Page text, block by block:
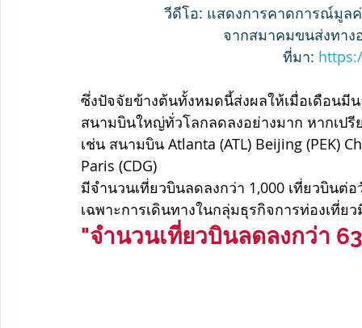
วีดีโอ: แสดงการคาดการณ์มูล
จากสมาคมขนส่งทาง
ที่มา:
ซึ่งปัจจัยข้างต้นทั้งหมดนี้ส่งผลให้เมื่อเดือนมี
สนามบินใหญ่ทั่วโลกลดลงอย่างมาก หากเปรี
เช่น สนามบิน Atlanta (ATL) Beijing (PEK)
Paris (CDG)
มีจำนวนเที่ยวบินลดลงกว่า 1,000 เที่ยวบินต่
เฉพาะการเดินทางในกลุ่มธุรกิจการท่องเที่ย
"จำนวนเที่ยวบินลดลงกว่า